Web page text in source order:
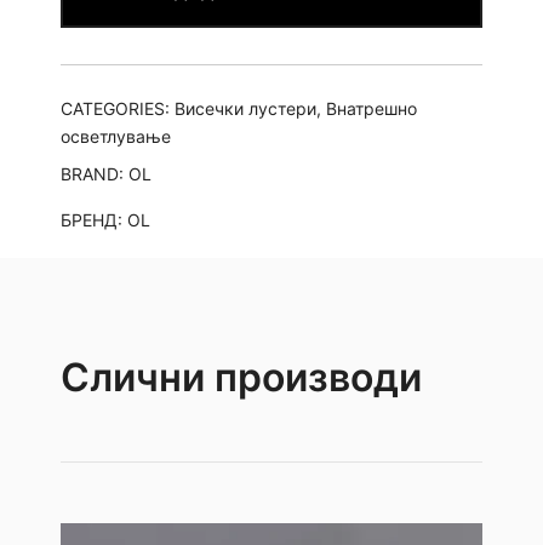
GU10
quantity
CATEGORIES: Висечки лустери, Внатрешно
осветлување
BRAND: OL
БРЕНД: OL
Слични производи